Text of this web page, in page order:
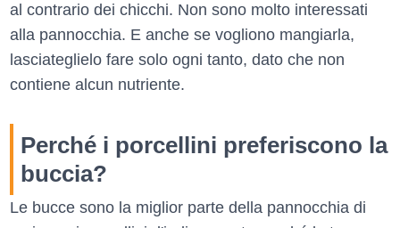
al contrario dei chicchi. Non sono molto interessati
alla pannocchia. E anche se vogliono mangiarla,
lasciateglielo fare solo ogni tanto, dato che non
contiene alcun nutriente.
Perché i porcellini preferiscono la
buccia?
Le bucce sono la miglior parte della pannocchia di